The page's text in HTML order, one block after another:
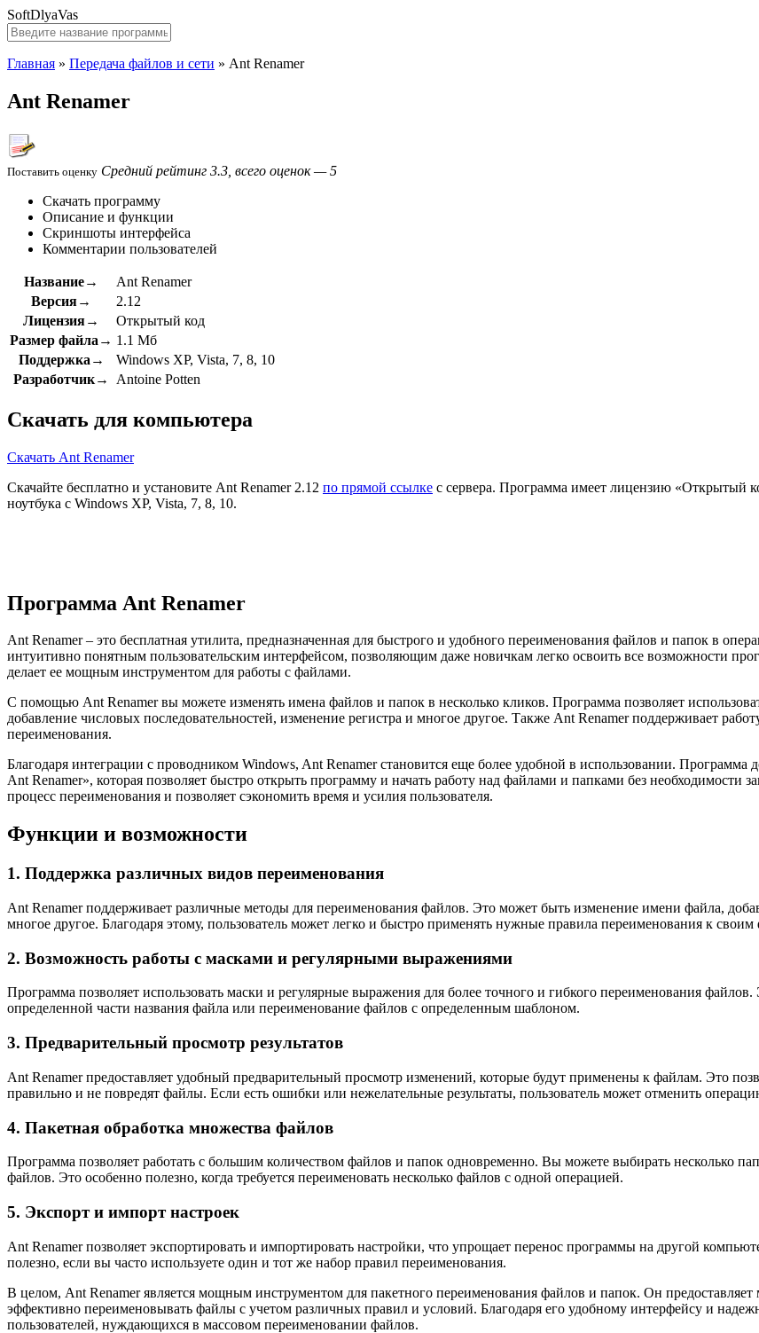
SoftDlyaVas
Главная » Передача файлов и сети » Ant Renamer
Ant Renamer
Поставить оценку Средний рейтинг 3.3, всего оценок — 5
Скачать программу
Описание и функции
Скриншоты интерфейса
Комментарии пользователей
Название→
Ant Renamer
Версия→
2.12
Лицензия→
Открытый код
Размер файла→ 1.1 Мб
Поддержка→
Windows XP, Vista, 7, 8, 10
Разработчик→
Antoine Potten
Скачать для компьютера
Скачать Ant Renamer
Скачайте бесплатно и установите Ant Renamer 2.12 по прямой ссылке с сервера. Программа имеет лицензию «Открытый
ноутбука с Windows XP, Vista, 7, 8, 10.
Программа Ant Renamer
Ant Renamer – это бесплатная утилита, предназначенная для быстрого и удобного переименования файлов и папок в
интуитивно понятным пользовательским интерфейсом, позволяющим даже новичкам легко освоить все возможности
делает ее мощным инструментом для работы с файлами.
С помощью Ant Renamer вы можете изменять имена файлов и папок в несколько кликов. Программа позволяет
добавление числовых последовательностей, изменение регистра и многое другое. Также Ant Renamer поддерживает
переименования.
Благодаря интеграции с проводником Windows, Ant Renamer становится еще более удобной в использовании.
Ant Renamer», которая позволяет быстро открыть программу и начать работу над файлами и папками без необходимости
процесс переименования и позволяет сэкономить время и усилия пользователя.
Функции и возможности
1. Поддержка различных видов переименования
Ant Renamer поддерживает различные методы для переименования файлов. Это может быть изменение имени файла,
многое другое. Благодаря этому, пользователь может легко и быстро применять нужные правила переименования к своим
2. Возможность работы с масками и регулярными выражениями
Программа позволяет использовать маски и регулярные выражения для более точного и гибкого переименования
определенной части названия файла или переименование файлов с определенным шаблоном.
3. Предварительный просмотр результатов
Ant Renamer предоставляет удобный предварительный просмотр изменений, которые будут применены к файлам. Это
правильно и не повредят файлы. Если есть ошибки или нежелательные результаты, пользователь может отменить
4. Пакетная обработка множества файлов
Программа позволяет работать с большим количеством файлов и папок одновременно. Вы можете выбирать несколько
файлов. Это особенно полезно, когда требуется переименовать несколько файлов с одной операцией.
5. Экспорт и импорт настроек
Ant Renamer позволяет экспортировать и импортировать настройки, что упрощает перенос программы на другой
полезно, если вы часто используете один и тот же набор правил переименования.
В целом, Ant Renamer является мощным инструментом для пакетного переименования файлов и папок. Он
эффективно переименовывать файлы с учетом различных правил и условий. Благодаря его удобному интерфейсу и
пользователей, нуждающихся в массовом переименовании файлов.